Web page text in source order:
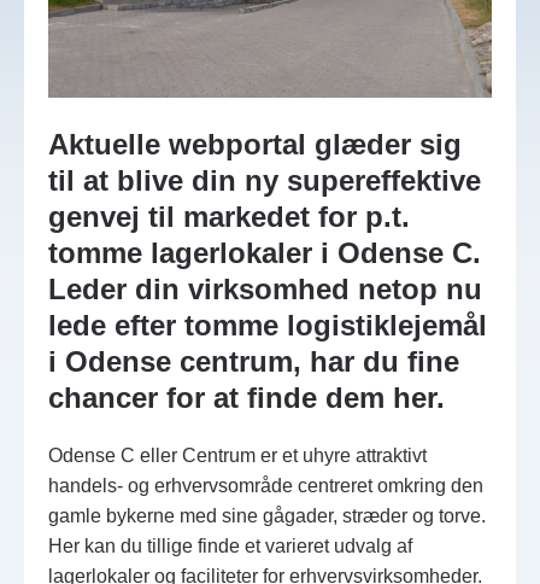
Aktuelle webportal glæder sig
til at blive din ny supereffektive
genvej til markedet for p.t.
tomme lagerlokaler i Odense C.
Leder din virksomhed netop nu
lede efter tomme logistiklejemål
i Odense centrum, har du fine
chancer for at finde dem her.
Odense C eller Centrum er et uhyre attraktivt
handels- og erhvervsområde centreret omkring den
gamle bykerne med sine gågader, stræder og torve.
Her kan du tillige finde et varieret udvalg af
lagerlokaler og faciliteter for erhvervsvirksomheder.